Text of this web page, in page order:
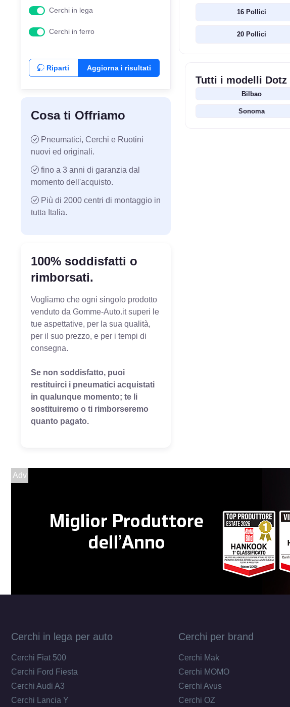
Cerchi in lega
Cerchi in ferro
Riparti Aggiorna i risultati
Cosa ti Offriamo
Pneumatici, Cerchi e Ruotini
nuovi ed originali.
fino a 3 anni di garanzia dal
momento dell'acquisto.
Più di 2000 centri di montaggio in
tutta Italia.
100% soddisfatti o
rimborsati.
Vogliamo che ogni singolo prodotto
venduto da Gomme-Auto.it superi le
tue aspettative, per la sua qualità,
per il suo prezzo, e per i tempi di
consegna.
Se non soddisfatto, puoi
restituirci i pneumatici acquistati
in qualunque momento; te li
sostituiremo o ti rimborseremo
quanto pagato.
16 Pollici
20 Pollici
Tutti i modelli Dotz
Bilbao
Sonoma
Adv
Cerchi in lega per auto
Cerchi Fiat 500
Cerchi Ford Fiesta
Cerchi Audi A3
Cerchi Lancia Y
Cerchi per brand
Cerchi Mak
Cerchi MOMO
Cerchi Avus
Cerchi OZ